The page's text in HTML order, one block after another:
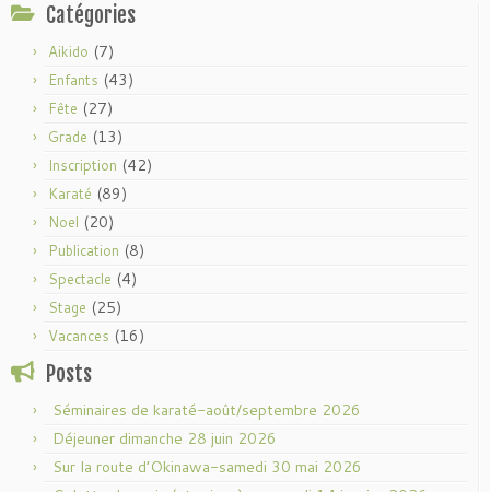
Catégories
Aikido (7)
Enfants (43)
Fête (27)
Grade (13)
Inscription (42)
Karaté (89)
Noel (20)
Publication (8)
Spectacle (4)
Stage (25)
Vacances (16)
Posts
Séminaires de karaté-août/septembre 2026
Déjeuner dimanche 28 juin 2026
Sur la route d’Okinawa-samedi 30 mai 2026